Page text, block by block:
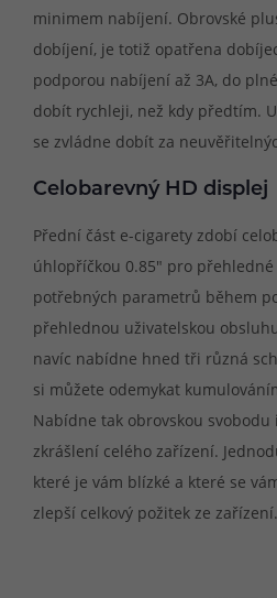
minimem nabíjení. Obrovské
dobíjení, je totiž opatřena
podporou nabíjení až 3A, do
dobít rychleji, než kdy předtím.
se zvládne dobít za
Celobarevný HD displej
Přední část e-cigarety zdobí
úhlopříčkou 0.85" pro přehledné
potřebných parametrů během
přehlednou uživatelskou
navíc nabídne hned tři různá
si můžete odemykat
Nabídne tak obrovskou
zkrášlení celého zařízení.
které je vám blízké a které se
zlepší celkový požitek ze zařízení.